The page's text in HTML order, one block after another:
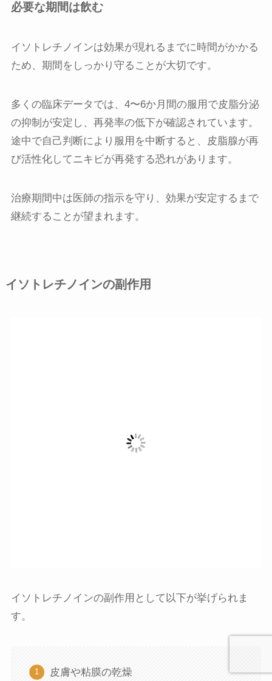
必要な期間は飲む
イソトレチノインは効果が現れるまでに時間がかかる
ため、期間をしっかり守ることが大切です。
多くの臨床データでは、4〜6か月間の服用で皮脂分泌
の抑制が安定し、再発率の低下が確認されています。
途中で自己判断により服用を中断すると、皮脂腺が再
び活性化してニキビが再発する恐れがあります。
治療期間中は医師の指示を守り、効果が安定するまで
継続することが望まれます。
イソトレチノインの副作用
イソトレチノインの副作用として以下が挙げられま
す。
皮膚や粘膜の乾燥